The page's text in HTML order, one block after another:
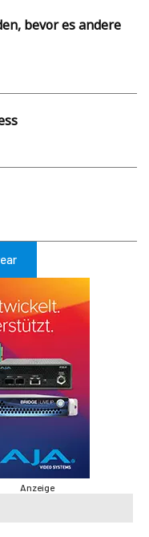
bevor es andere
Anzeige